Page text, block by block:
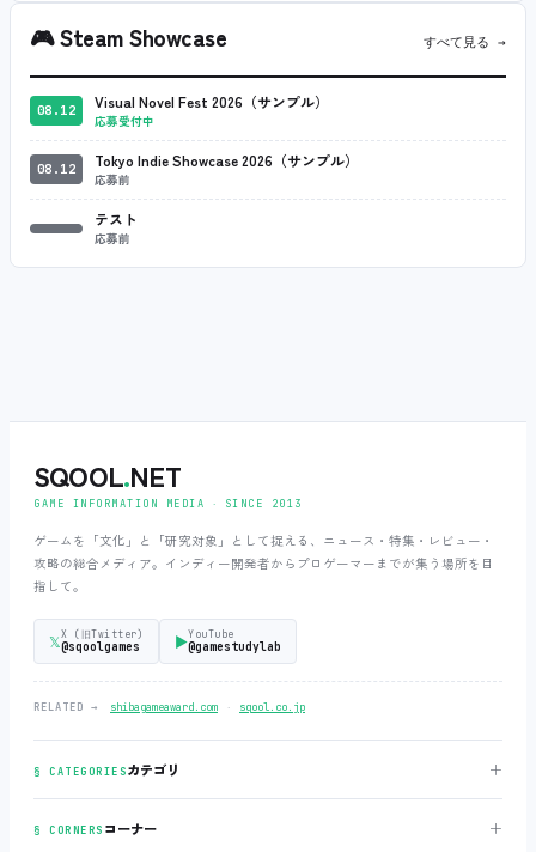
🎮Steam Showcase すべて見る →
08.12 Visual Novel Fest 2026（サンプル）
応募受付中
08.12 Tokyo Indie Showcase 2026（サンプル）
応募前
テスト
応募前
SQOOL.NET
GAME INFORMATION MEDIA ‧ SINCE 2013
ゲームを「文化」と「研究対象」として捉える、ニュース・特集・レビュー・
攻略の総合メディア。インディー開発者からプロゲーマーまでが集う場所を目
指して。
𝕏 X (旧Twitter)
@sqoolgames ▶YouTube
@gamestudylab
RELATED → shibagameaward.com ‧ sqool.co.jp
§ CATEGORIESカテゴリ ＋
§ CORNERS コーナー ＋